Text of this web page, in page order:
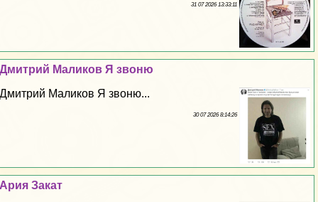
31 07 2026 13:33:11
Дмитрий Маликов Я звоню
Дмитрий Маликов Я звоню...
30 07 2026 8:14:26
Ария Закат